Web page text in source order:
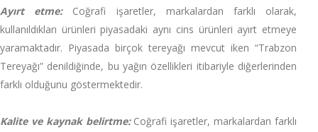
Ayırt etme: Coğrafi işaretler, markalardan farklı olarak,
kullanıldıkları ürünleri piyasadaki aynı cins ürünleri ayırt etmeye
yaramaktadır. Piyasada birçok tereyağı mevcut iken “Trabzon
Tereyağı” denildiğinde, bu yağın özellikleri itibariyle diğerlerinden
farklı olduğunu göstermektedir.
Kalite ve kaynak belirtme: Coğrafi işaretler, markalardan farklı